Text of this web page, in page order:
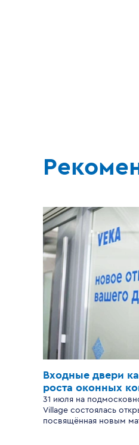
Входные двери
роста оконных
31 июля на
Village состоялась
посвящённая новым